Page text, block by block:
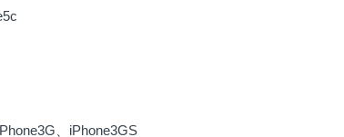
、iPhone3GS